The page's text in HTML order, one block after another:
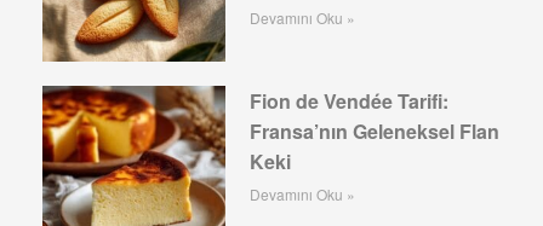
Devamını Oku »
Fion de Vendée Tarifi:
Fransa’nın Geleneksel Flan
Keki
Devamını Oku »